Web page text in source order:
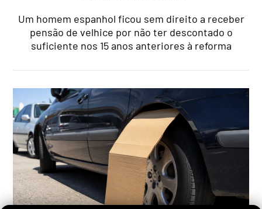
Um homem espanhol ficou sem direito a receber
pensão de velhice por não ter descontado o
suficiente nos 15 anos anteriores à reforma